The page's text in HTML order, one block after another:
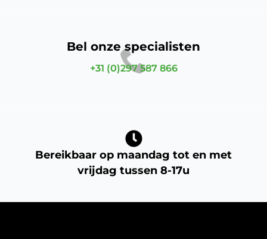
Bel onze specialisten
+31 (0)297 587 866
Bereikbaar op maandag tot en met
vrijdag tussen 8-17u